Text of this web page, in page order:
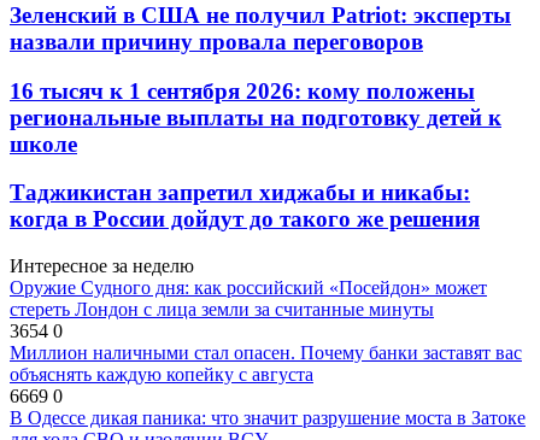
Зеленский в США не получил Patriot: эксперты
назвали причину провала переговоров
16 тысяч к 1 сентября 2026: кому положены
региональные выплаты на подготовку детей к
школе
Таджикистан запретил хиджабы и никабы:
когда в России дойдут до такого же решения
Интересное за неделю
Оружие Судного дня: как российский «Посейдон» может
стереть Лондон с лица земли за считанные минуты
3654 0
Миллион наличными стал опасен. Почему банки заставят вас
объяснять каждую копейку с августа
6669 0
В Одессе дикая паника: что значит разрушение моста в Затоке